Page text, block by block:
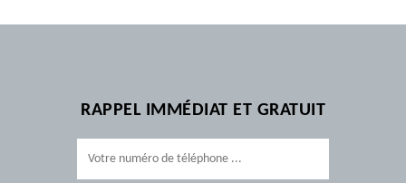
RAPPEL IMMÉDIAT ET GRATUIT